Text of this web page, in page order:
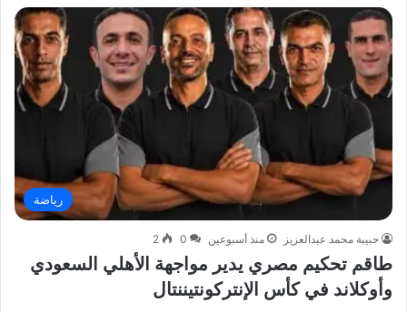
رياضة
حبيبة محمد عبدالعزيز منذ أسبوعين 0
2
طاقم تحكيم مصري يدير مواجهة الأهلي السعودي
وأوكلاند في كأس الإنتركونتيننتال